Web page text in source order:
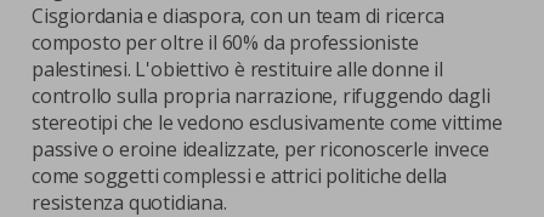
Cisgiordania e diaspora, con un team di ricerca
composto per oltre il 60% da professioniste
palestinesi. L'obiettivo è restituire alle donne il
controllo sulla propria narrazione, rifuggendo dagli
stereotipi che le vedono esclusivamente come vittime
passive o eroine idealizzate, per riconoscerle invece
come soggetti complessi e attrici politiche della
resistenza quotidiana.